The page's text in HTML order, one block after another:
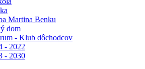
Martina Benku
dom
- Klub dôchodcov
- 2022
- 2030